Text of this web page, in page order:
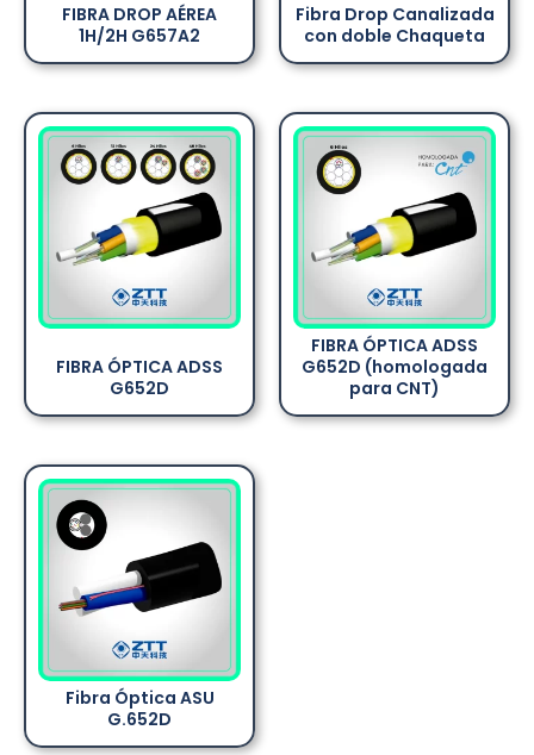
FIBRA DROP AÉREA
1H/2H G657A2
Fibra Drop Canalizada
con doble Chaqueta
FIBRA ÓPTICA ADSS
G652D
FIBRA ÓPTICA ADSS
G652D (homologada
para CNT)
Fibra Óptica ASU
G.652D